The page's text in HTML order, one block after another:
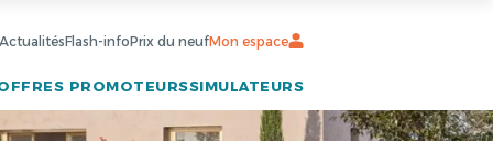
ActualitésFlash-infoPrix du neufMon espace
PROMOTEURSSIMULATEURS